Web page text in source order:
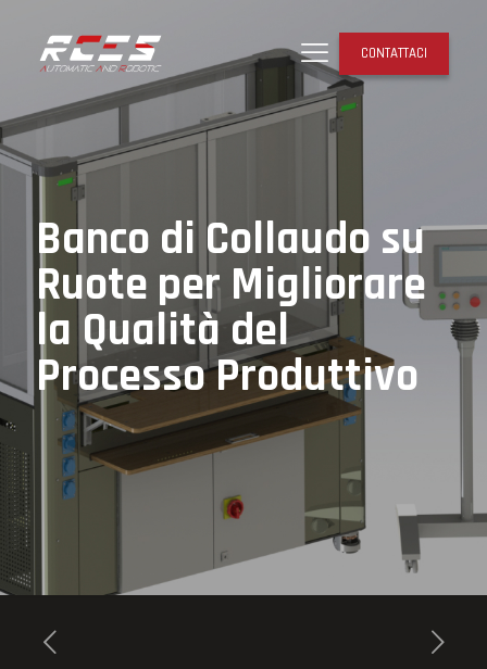
CONTATTACI
Banco di Collaudo su
Ruote per Migliorare
la Qualità del
Processo Produttivo